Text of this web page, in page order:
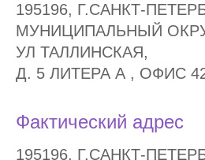
195196, Г.САНКТ-
МУНИЦИПАЛЬНЫЙ
УЛ ТАЛЛИНСКАЯ,
Д. 5 ЛИТЕРА А , ОФИС
Фактический адрес
195196, Г.САНКТ-